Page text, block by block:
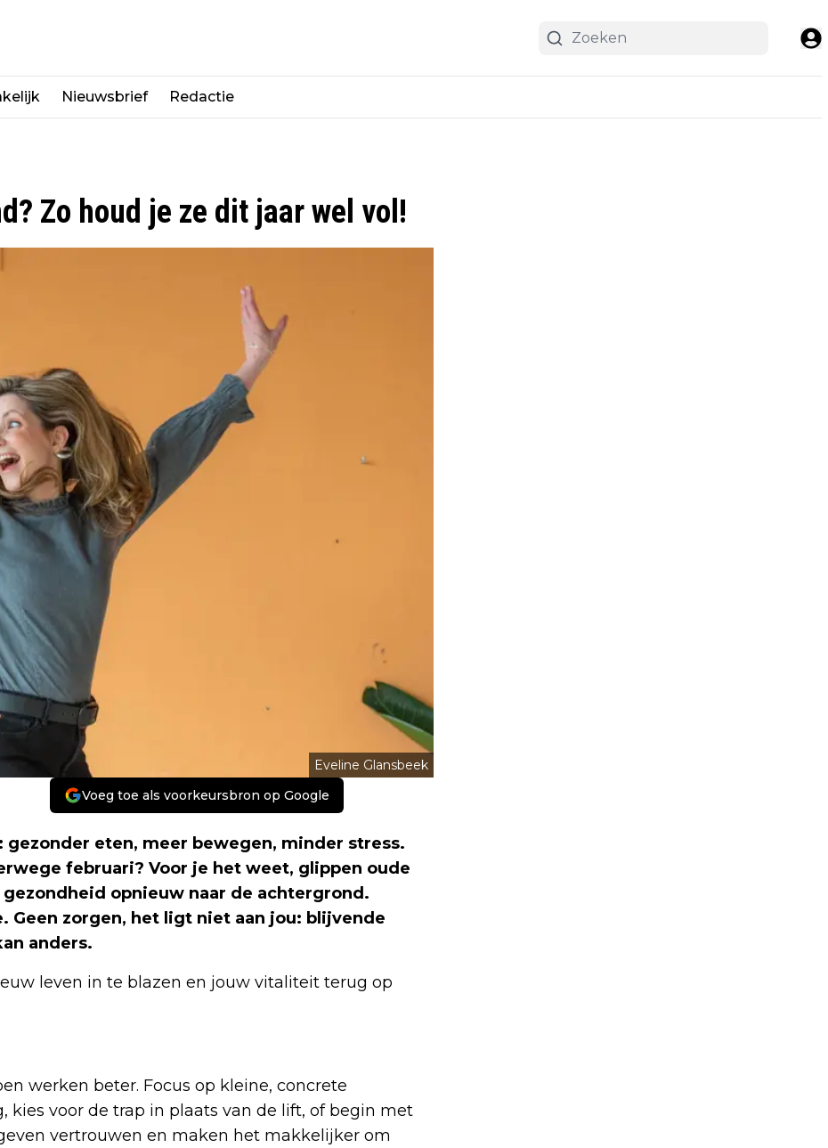
Nieuwsbrief Redactie
Zo houd je ze dit jaar wel vol!
Eveline Glansbeek
Voeg toe als voorkeursbron op Google
eten, meer bewegen, minder stress.
februari? Voor je het weet, glippen oude
opnieuw naar de achtergrond.
Geen zorgen, het ligt niet aan jou: blijvende
anders.
leven in te blazen en jouw vitaliteit terug op
werken beter. Focus op kleine, concrete
kies voor de trap in plaats van de lift, of begin met
vertrouwen en maken het makkelijker om